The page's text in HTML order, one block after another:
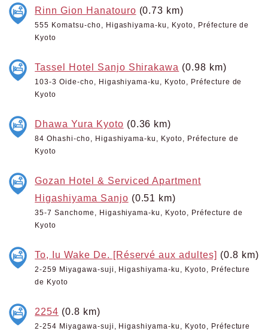
Rinn Gion Hanatouro (0.73 km)
555 Komatsu-cho, Higashiyama-ku, Kyoto, Préfecture de
Kyoto
Tassel Hotel Sanjo Shirakawa (0.98 km)
103-3 Oide-cho, Higashiyama-ku, Kyoto, Préfecture de
Kyoto
Dhawa Yura Kyoto (0.36 km)
84 Ohashi-cho, Higashiyama-ku, Kyoto, Préfecture de
Kyoto
Gozan Hotel & Serviced Apartment
Higashiyama Sanjo (0.51 km)
35-7 Sanchome, Higashiyama-ku, Kyoto, Préfecture de
Kyoto
To, Iu Wake De. [Réservé aux adultes] (0.8 km)
2-259 Miyagawa-suji, Higashiyama-ku, Kyoto, Préfecture
de Kyoto
2254 (0.8 km)
2-254 Miyagawa-suji, Higashiyama-ku, Kyoto, Préfecture